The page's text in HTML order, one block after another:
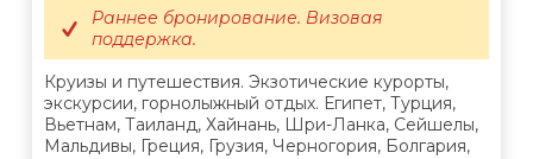
Круизы и путешествия. Экзотические курорты,
экскурсии, горнолыжный отдых. Египет, Турция,
Вьетнам, Таиланд, Хайнань, Шри-Ланка, Сейшелы,
Мальдивы, Греция, Грузия, Черногория, Болгария,
Раннее бронирование. Визовая
поддержка.